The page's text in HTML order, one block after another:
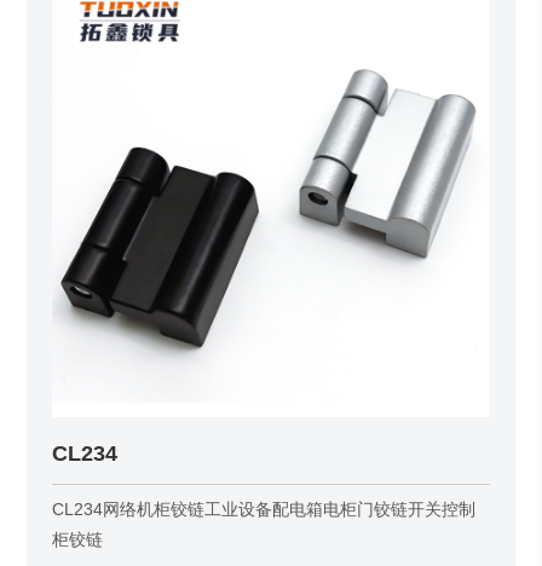
CL234
CL234网络机柜铰链工业设备配电箱电柜门铰链开关控制
柜铰链